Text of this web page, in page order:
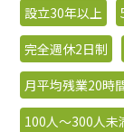
設立30年以上
完全週休2日制
月平均残業20時
100人〜300人未